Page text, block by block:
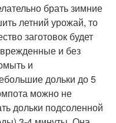
брать зимние
летний урожай, то
заготовок будет
и без
и
дольки до 5
можно не
дольки подсоленной